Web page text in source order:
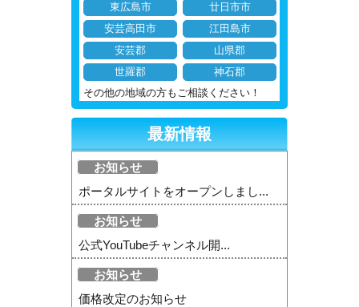
東広島市
廿日市市
安芸高田市
江田島市
安芸郡
山県郡
世羅郡
神石郡
その他の地域の方もご相談ください！
最新情報
お知らせ
ポータルサイトをオープンしまし...
お知らせ
公式YouTubeチャンネル開...
お知らせ
価格改定のお知らせ